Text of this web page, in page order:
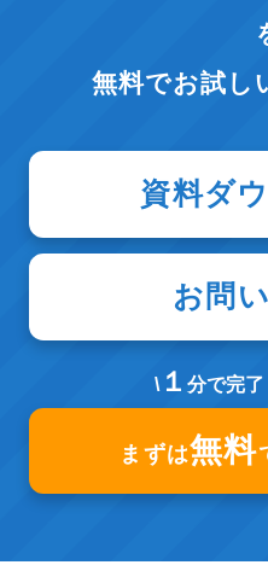
無料でお試し
資料ダ
お問
\ １分で完
まずは無料